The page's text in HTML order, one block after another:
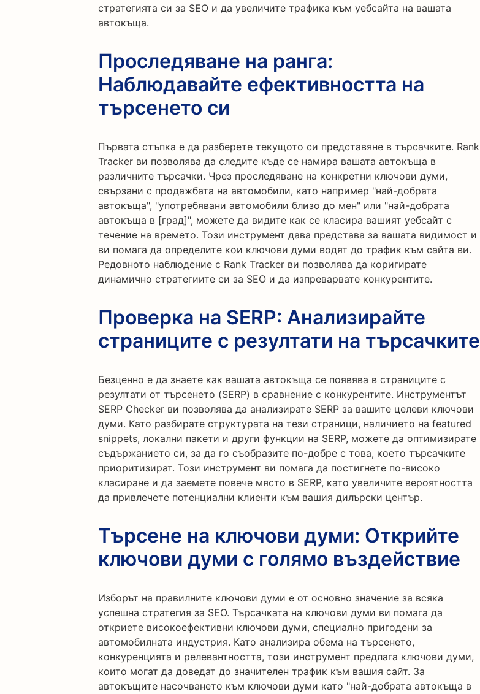
стратегията си за SEO и да увеличите трафика към уебсайта на вашата
автокъща.
Проследяване на ранга:
Наблюдавайте ефективността на
търсенето си
Първата стъпка е да разберете текущото си представяне в търсачките. Rank
Tracker ви позволява да следите къде се намира вашата автокъща в
различните търсачки. Чрез проследяване на конкретни ключови думи,
свързани с продажбата на автомобили, като например "най-добрата
автокъща", "употребявани автомобили близо до мен" или "най-добрата
автокъща в [град]", можете да видите как се класира вашият уебсайт с
течение на времето. Този инструмент дава представа за вашата видимост и
ви помага да определите кои ключови думи водят до трафик към сайта ви.
Редовното наблюдение с Rank Tracker ви позволява да коригирате
динамично стратегиите си за SEO и да изпреварвате конкурентите.
Проверка на SERP: Анализирайте
страниците с резултати на търсачките
Безценно е да знаете как вашата автокъща се появява в страниците с
резултати от търсенето (SERP) в сравнение с конкурентите. Инструментът
SERP Checker ви позволява да анализирате SERP за вашите целеви ключови
думи. Като разбирате структурата на тези страници, наличието на featured
snippets, локални пакети и други функции на SERP, можете да оптимизирате
съдържанието си, за да го съобразите по-добре с това, което търсачките
приоритизират. Този инструмент ви помага да постигнете по-високо
класиране и да заемете повече място в SERP, като увеличите вероятността
да привлечете потенциални клиенти към вашия дилърски център.
Търсене на ключови думи: Открийте
ключови думи с голямо въздействие
Изборът на правилните ключови думи е от основно значение за всяка
успешна стратегия за SEO. Търсачката на ключови думи ви помага да
откриете високоефективни ключови думи, специално пригодени за
автомобилната индустрия. Като анализира обема на търсенето,
конкуренцията и релевантността, този инструмент предлага ключови думи,
които могат да доведат до значителен трафик към вашия сайт. За
автокъщите насочването към ключови думи като "най-добрата автокъща в